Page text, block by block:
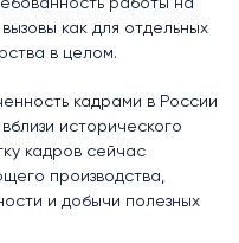
как для отдельных
в целом.
кадрами в России
исторического
кадров сейчас
производства,
и добычи полезных